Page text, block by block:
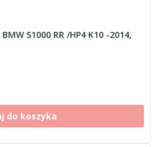
S1000 RR /HP4 K10 -2014,
do koszyka